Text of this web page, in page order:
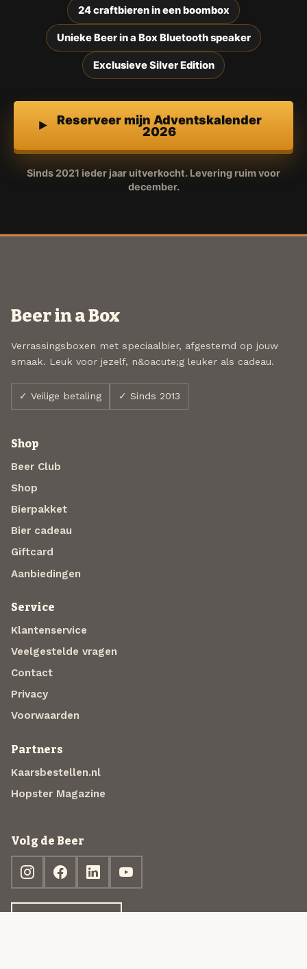
24 craftbieren in een boombox
Unieke Beer in a Box Bluetooth speaker
Exclusieve Silver Edition
Reserveer mijn Adventskalender
2026
Sinds 2021 ieder jaar uitverkocht. Levering ruim voor
december.
Beer in a Box
Verrassingsboxen met speciaalbier, afgestemd op jouw
smaak. Leuk voor jezelf, n&oacute;g leuker als cadeau.
✓ Veilige betaling ✓ Sinds 2013
Shop
Beer Club
Shop
Bierpakket
Bier cadeau
Giftcard
Aanbiedingen
Service
Klantenservice
Veelgestelde vragen
Contact
Privacy
Voorwaarden
Partners
Kaarsbestellen.nl
Hopster Magazine
Volg de Beer